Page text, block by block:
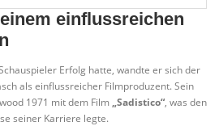
einflussreichen
Erfolg hatte, wandte er sich der
als einflussreicher Filmproduzent. Sein
1971 mit dem Film „Sadistico“, was den
seiner Karriere legte.